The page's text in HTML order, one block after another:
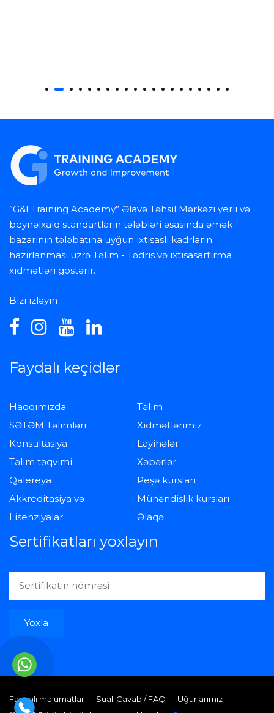
”G&I Training Academy” Əlavə Təhsil Mərkəzi yerli və
beynəlxalq standartların tələbləri əsasında əmək
bazarının tələbatına uyğun ixtisaslı kadrların
hazırlanması üzrə Təlim - Tədris və ixtisasartırma
xidmətləri göstərir.
Bizi izləyin
Faydalı keçidlər
Haqqımızda
Təlim
SƏTƏM Təlimləri
Xidmətlərimiz
Konsultasiya
Layihələr
Təlim təqvimi
Xəbərlər
Qalereya
Peşə kursları
Akkreditasiya və
Lisenziyalar
Mühəndislik kursları
Əlaqə
Sertifikatları yoxlayın
Yoxla
Faydalı məlumatlar Sual-Cavab / FAQ
Uğurlarımız